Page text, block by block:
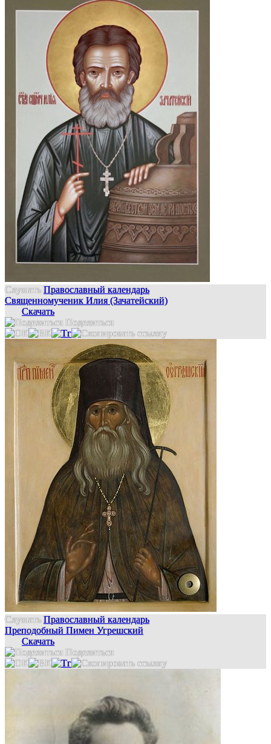
Слушать Православный календарь
Священномученик Илия (Зачатейский)
Скачать
Поделиться
Слушать Православный календарь
Преподобный Пимен Угрешский
Скачать
Поделиться